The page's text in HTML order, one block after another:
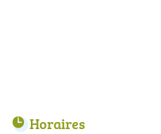
Horaires